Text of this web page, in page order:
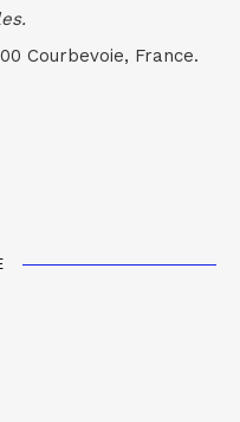
Courbevoie, France.